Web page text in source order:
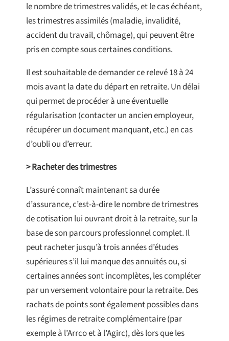
le nombre de trimestres validés, et le cas échéant,
les trimestres assimilés (maladie, invalidité,
accident du travail, chômage), qui peuvent être
pris en compte sous certaines conditions.
Il est souhaitable de demander ce relevé 18 à 24
mois avant la date du départ en retraite. Un délai
qui permet de procéder à une éventuelle
régularisation (contacter un ancien employeur,
récupérer un document manquant, etc.) en cas
d’oubli ou d’erreur.
> Racheter des trimestres
L’assuré connaît maintenant sa durée
d’assurance, c’est-à-dire le nombre de trimestres
de cotisation lui ouvrant droit à la retraite, sur la
base de son parcours professionnel complet. Il
peut racheter jusqu’à trois années d’études
supérieures s’il lui manque des annuités ou, si
certaines années sont incomplètes, les compléter
par un versement volontaire pour la retraite. Des
rachats de points sont également possibles dans
les régimes de retraite complémentaire (par
exemple à l’Arrco et à l’Agirc), dès lors que les